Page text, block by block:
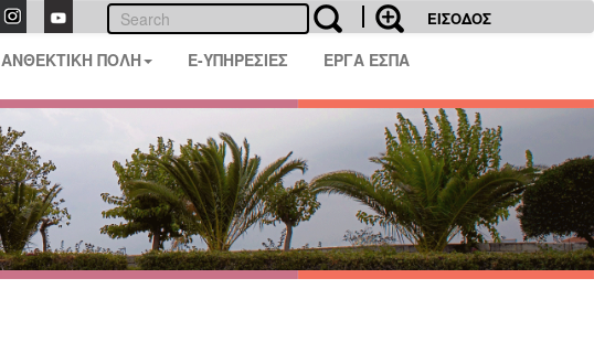
ΕΙΣΟΔΟΣ
ΑΝΘΕΚΤΙΚΗ ΠΟΛΗ E-ΥΠΗΡΕΣΙΕΣ ΕΡΓΑ ΕΣΠΑ